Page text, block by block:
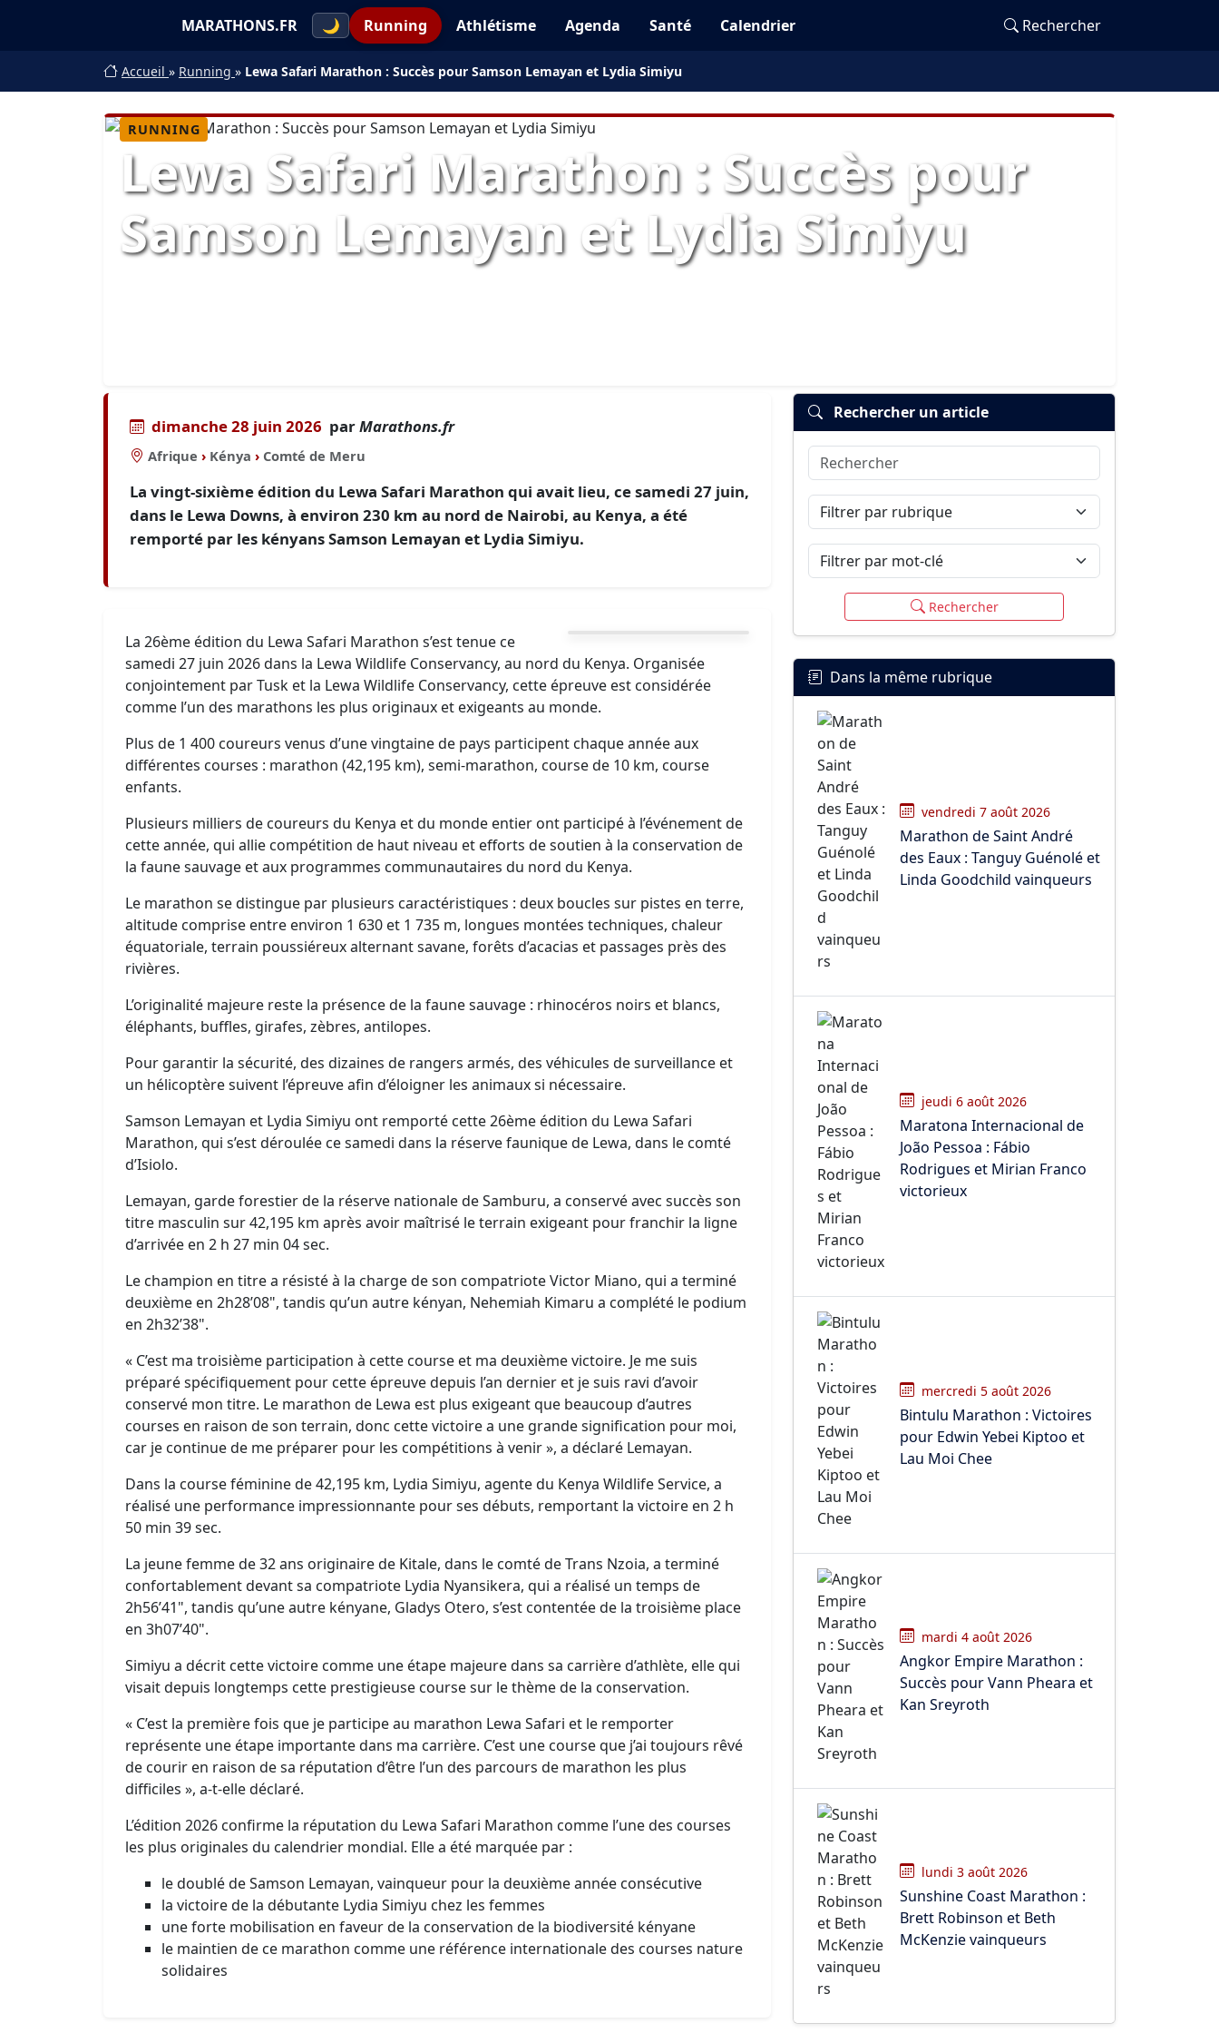
MARATHONS.FR 🌙 Running Athlétisme Agenda Santé Calendrier Rechercher
Accueil » Running » Lewa Safari Marathon : Succès pour Samson Lemayan et Lydia Simiyu
RUNNING
Lewa Safari Marathon : Succès pour
Samson Lemayan et Lydia Simiyu
dimanche 28 juin 2026 parMarathons.fr
Afrique › Kénya › Comté de Meru
La vingt-sixième édition du Lewa Safari Marathon qui avait lieu, ce samedi 27 juin,
dans le Lewa Downs, à environ 230 km au nord de Nairobi, au Kenya, a été
remporté par les kényans Samson Lemayan et Lydia Simiyu.
La 26ème édition du Lewa Safari Marathon s’est tenue ce
samedi 27 juin 2026 dans la Lewa Wildlife Conservancy, au nord du Kenya. Organisée
conjointement par Tusk et la Lewa Wildlife Conservancy, cette épreuve est considérée
comme l’un des marathons les plus originaux et exigeants au monde.
Plus de 1 400 coureurs venus d’une vingtaine de pays participent chaque année aux
différentes courses : marathon (42,195 km), semi-marathon, course de 10 km, course
enfants.
Plusieurs milliers de coureurs du Kenya et du monde entier ont participé à l’événement de
cette année, qui allie compétition de haut niveau et efforts de soutien à la conservation de
la faune sauvage et aux programmes communautaires du nord du Kenya.
Le marathon se distingue par plusieurs caractéristiques : deux boucles sur pistes en terre,
altitude comprise entre environ 1 630 et 1 735 m, longues montées techniques, chaleur
équatoriale, terrain poussiéreux alternant savane, forêts d’acacias et passages près des
rivières.
L’originalité majeure reste la présence de la faune sauvage : rhinocéros noirs et blancs,
éléphants, buffles, girafes, zèbres, antilopes.
Pour garantir la sécurité, des dizaines de rangers armés, des véhicules de surveillance et
un hélicoptère suivent l’épreuve afin d’éloigner les animaux si nécessaire.
Samson Lemayan et Lydia Simiyu ont remporté cette 26ème édition du Lewa Safari
Marathon, qui s’est déroulée ce samedi dans la réserve faunique de Lewa, dans le comté
d’Isiolo.
Lemayan, garde forestier de la réserve nationale de Samburu, a conservé avec succès son
titre masculin sur 42,195 km après avoir maîtrisé le terrain exigeant pour franchir la ligne
d’arrivée en 2 h 27 min 04 sec.
Le champion en titre a résisté à la charge de son compatriote Victor Miano, qui a terminé
deuxième en 2h28’08", tandis qu’un autre kényan, Nehemiah Kimaru a complété le podium
en 2h32’38".
« C’est ma troisième participation à cette course et ma deuxième victoire. Je me suis
préparé spécifiquement pour cette épreuve depuis l’an dernier et je suis ravi d’avoir
conservé mon titre. Le marathon de Lewa est plus exigeant que beaucoup d’autres
courses en raison de son terrain, donc cette victoire a une grande signification pour moi,
car je continue de me préparer pour les compétitions à venir », a déclaré Lemayan.
Dans la course féminine de 42,195 km, Lydia Simiyu, agente du Kenya Wildlife Service, a
réalisé une performance impressionnante pour ses débuts, remportant la victoire en 2 h
50 min 39 sec.
La jeune femme de 32 ans originaire de Kitale, dans le comté de Trans Nzoia, a terminé
confortablement devant sa compatriote Lydia Nyansikera, qui a réalisé un temps de
2h56’41", tandis qu’une autre kényane, Gladys Otero, s’est contentée de la troisième place
en 3h07’40".
Simiyu a décrit cette victoire comme une étape majeure dans sa carrière d’athlète, elle qui
visait depuis longtemps cette prestigieuse course sur le thème de la conservation.
« C’est la première fois que je participe au marathon Lewa Safari et le remporter
représente une étape importante dans ma carrière. C’est une course que j’ai toujours rêvé
de courir en raison de sa réputation d’être l’un des parcours de marathon les plus
difficiles », a-t-elle déclaré.
L’édition 2026 confirme la réputation du Lewa Safari Marathon comme l’une des courses
les plus originales du calendrier mondial. Elle a été marquée par :
le doublé de Samson Lemayan, vainqueur pour la deuxième année consécutive
la victoire de la débutante Lydia Simiyu chez les femmes
une forte mobilisation en faveur de la conservation de la biodiversité kényane
le maintien de ce marathon comme une référence internationale des courses nature
solidaires
Rechercher un article
Rechercher
Filtrer par rubrique
Filtrer par mot-clé
Rechercher
Dans la même rubrique
vendredi 7 août 2026
Marathon de Saint André
des Eaux : Tanguy Guénolé et
Linda Goodchild vainqueurs
jeudi 6 août 2026
Maratona Internacional de
João Pessoa : Fábio
Rodrigues et Mirian Franco
victorieux
mercredi 5 août 2026
Bintulu Marathon : Victoires
pour Edwin Yebei Kiptoo et
Lau Moi Chee
mardi 4 août 2026
Angkor Empire Marathon :
Succès pour Vann Pheara et
Kan Sreyroth
lundi 3 août 2026
Sunshine Coast Marathon :
Brett Robinson et Beth
McKenzie vainqueurs